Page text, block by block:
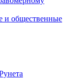
и общественные